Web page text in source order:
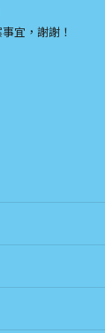
宜，謝謝！